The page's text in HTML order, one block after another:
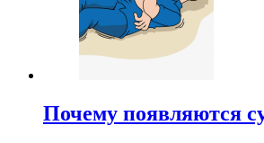
Почему появляются